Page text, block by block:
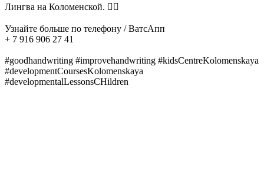
Лингва на Коломенской. ✍🏻
Узнайте больше по телефону / ВатсАпп
+ 7 916 906 27 41
#goodhandwriting #improvehandwriting #kidsCentreKolomenskaya
#developmentCoursesKolomenskaya
#developmentalLessonsCHildren